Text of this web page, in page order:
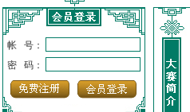
帐 号：
密 码：